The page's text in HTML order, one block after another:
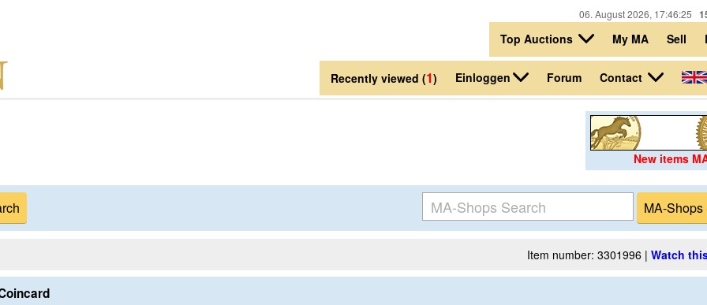
06. August 2026, 17:46:25
Top Auctions My MA Sell
Recently viewed (1) Einloggen Forum Contact
New items
Item number: 3301996 | Watch